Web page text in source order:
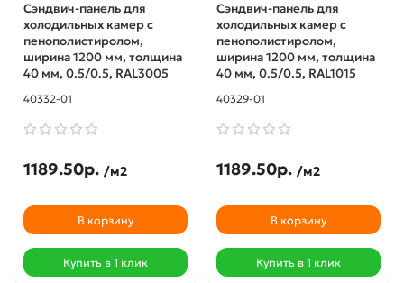
Сэндвич-панель для
холодильных камер с
пенополистиролом,
ширина 1200 мм, толщина
40 мм, 0.5/0.5, RAL3005
40332-01
1189.50р. /м2
В корзину
Купить в 1 клик
Сэндвич-панель для
холодильных камер с
пенополистиролом,
ширина 1200 мм, толщина
40 мм, 0.5/0.5, RAL1015
40329-01
1189.50р. /м2
В корзину
Купить в 1 клик